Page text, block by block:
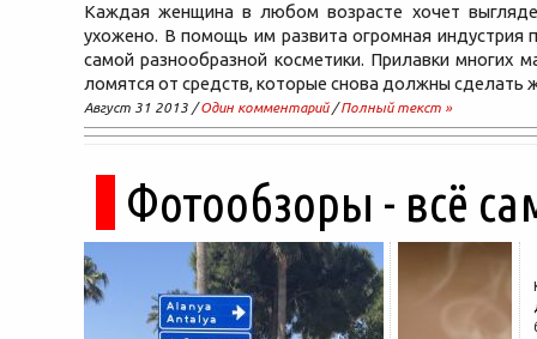
Каждая женщина в любом возрасте хочет
ухожено. В помощь им развита огромная индустрия
самой разнообразной косметики. Прилавки многих
ломятся от средств, которые снова должны сделать
Август 31 2013 /Один комментарий/Полный текст »
Фотообзоры - всё